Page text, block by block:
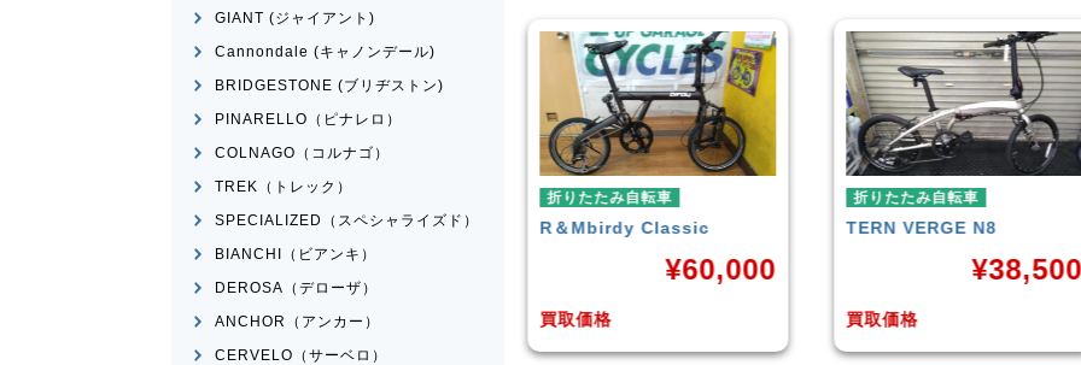
折りたたみ自転車
R＆Mbirdy Classic
買取価格
¥
折りたたみ自転車
TERNVERGE N8
買取価格
¥38,500
折りたたみ自転車
RENAULTLIGHT-8 AL-
買取価格
¥
GIANT (ジャイアント)
Cannondale (キャノンデール)
BRIDGESTONE (ブリヂストン)
PINARELLO（ピナレロ）
COLNAGO（コルナゴ）
TREK（トレック）
SPECIALIZED（スペシャライズド）
BIANCHI（ビアンキ）
DEROSA（デローザ）
ANCHOR（アンカー）
CERVELO（サーベロ）